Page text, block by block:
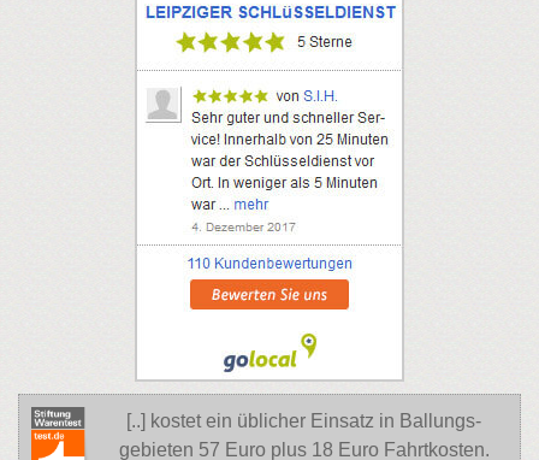
[..] kostet ein üblicher Einsatz in Ballungs-
gebieten 57 Euro plus 18 Euro Fahrtkosten.